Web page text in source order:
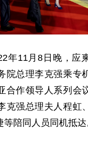
年11月8日晚，应
院总理李克强乘专
合作领导人系列会
克强总理夫人程虹
陪同人员同机抵达